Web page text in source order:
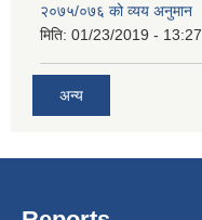
२०७५/०७६ को व्यय अनुमान
मिति: 01/23/2019 - 13:27
अन्य